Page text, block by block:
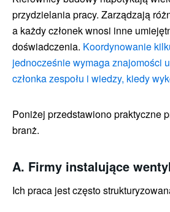
przydzielania pracy. Zarządzają
a każdy członek wnosi inne
doświadczenia. Koordynowanie
jednocześnie wymaga znajomości
członka zespołu i wiedzy, kiedy
Poniżej przedstawiono praktyczne
branż.
A. Firmy instalujące
Ich praca jest często